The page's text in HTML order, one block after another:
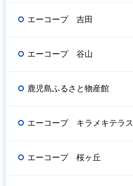
エーコープ 吉田
エーコープ 谷山
鹿児島ふるさと物産館
エーコープ キラメキテラス
エーコープ 桜ヶ丘